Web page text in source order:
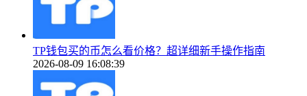
TP钱包买的币怎么看价格？超详细新手操作指南
2026-08-09 16:08:39